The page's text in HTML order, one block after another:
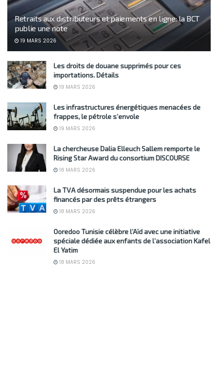
Retraits aux distributeurs et paiements en ligne: la BCT
publie une note
19 MARS 2026
Les droits de douane supprimés pour ces
importations. Détails
19 MARS 2026
Les infrastructures énergétiques menacées de
frappes, le pétrole s’envole
19 MARS 2026
La chercheuse Dalia Elleuch Sallem remporte le
Rising Star Award du consortium DISCOURSE
18 MARS 2026
La TVA désormais suspendue pour les achats
financés par des prêts étrangers
18 MARS 2026
Ooredoo Tunisie célèbre l’Aïd avec une initiative
spéciale dédiée aux enfants de l’association Kafel
El Yatim
18 MARS 2026